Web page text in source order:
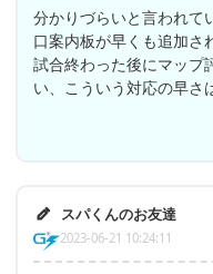
分かりづらいと言われて
口案内板が早くも追加さ
試合終わった後にマップ
い、こういう対応の早さ
スパくんのお友達
2023-06-21 10:24:11